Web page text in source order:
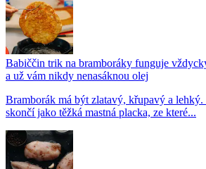
Babiččin trik na bramboráky funguje
a už vám nikdy nenasáknou olej
Bramborák má být zlatavý, křupavý a lehký.
skončí jako těžká mastná placka, ze které...